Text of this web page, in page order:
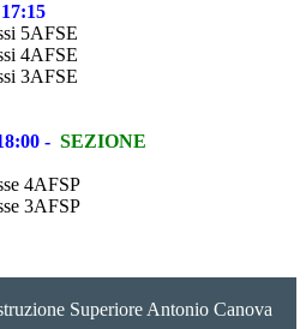
5AFSE
4AFSE
3AFSE
- SEZIONE
4AFSP
3AFSP
Superiore Antonio Canova